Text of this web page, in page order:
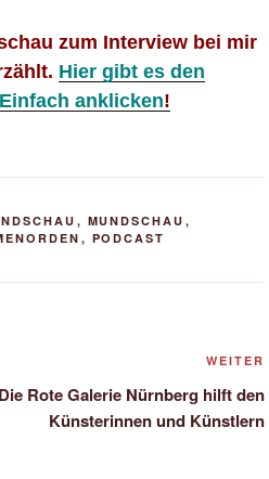
zum Interview bei mir
Hier gibt es den
anklicken!
, MUNDSCHAU ,
, PODCAST
WEITER
Die Rote Galerie Nürnberg hilft den
Künsterinnen und Künstlern